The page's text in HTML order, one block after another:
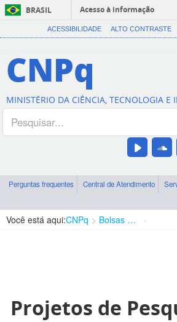
BRASIL
Acesso à informação
ACESSIBILIDADE ALTO CONTRASTE
CNPq
MINISTÉRIO DA CIÊNCIA, TECNOLOGIA E
Perguntas frequentes Central de Atendimento
Você está aqui:CNPq Bolsas e Auxílios Vigentes
Projetos de